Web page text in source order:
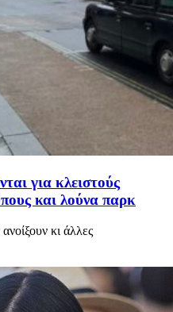
για κλειστούς
και λούνα παρκ
κι άλλες